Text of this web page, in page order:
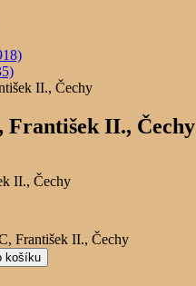
II., Čechy
František II., Čechy